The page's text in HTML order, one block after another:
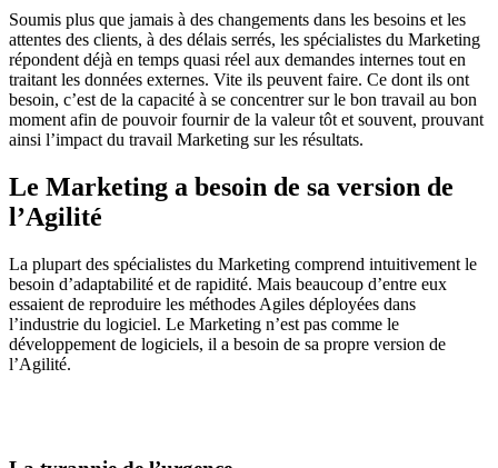
Soumis plus que jamais à des changements dans les besoins et les
attentes des clients, à des délais serrés, les spécialistes du Marketing
répondent déjà en temps quasi réel aux demandes internes tout en
traitant les données externes. Vite ils peuvent faire. Ce dont ils ont
besoin, c’est de la capacité à se concentrer sur le bon travail au bon
moment afin de pouvoir fournir de la valeur tôt et souvent, prouvant
ainsi l’impact du travail Marketing sur les résultats.
Le Marketing a besoin de sa version de
l’Agilité
La plupart des spécialistes du Marketing comprend intuitivement le
besoin d’adaptabilité et de rapidité. Mais beaucoup d’entre eux
essaient de reproduire les méthodes Agiles déployées dans
l’industrie du logiciel. Le Marketing n’est pas comme le
développement de logiciels, il a besoin de sa propre version de
l’Agilité.